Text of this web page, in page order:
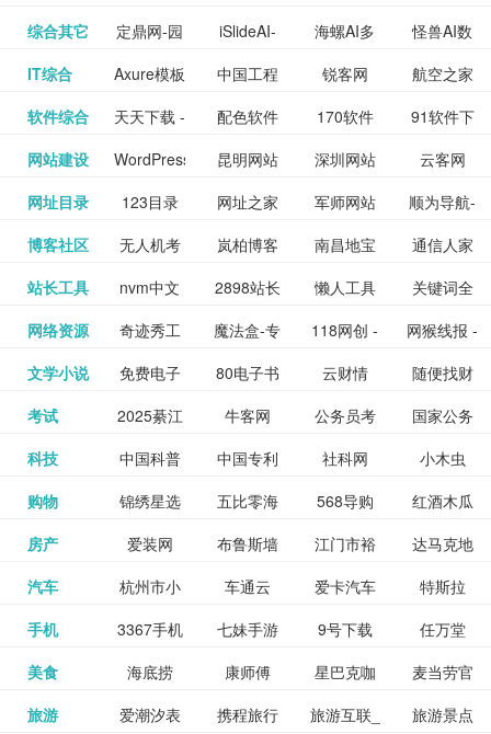
全 频
包括上映
影片的影
讯查询及
购票服
务。你可
和看过的
电影电视
剧，顺便
打分、写
_www.sanmao.com.cn_
素材免费
图库
nas论
坛|nas1.cn|nas1|nas
流社区
文写作-AI
毕业设计-
PPT模板
生成
作 - 国内
领先的AI
图片、文
案创作平
讯飞星火-
懂我的AI
助手
更多>>
综合其它 定鼎网-园
林景观建
筑室内设
iSlideAI-
一键生成
PPT模板
海螺AI多
模态大语
言模型
怪兽AI数
字人
九章开物 更多>>
IT综合 Axure模板
网
中国工程
科技知识
中心
锐客网
航空之家
牛品汇
更多>>
软件综合 天天下载 -
绿色精品
软件应用
配色软件
园
170软件
下载站
91软件下
载
yx12345
下载站
更多>>
网站建设 WordPress
主题模板
下载_爱主
昆明网站
建设
深圳网站
建设
云客网
SEO众包
服务平台
深圳网站
建设
更多>>
网址目录 123目录
网
网址之家 军师网站
目录网址
大全
顺为导航-
办公运营
工具导航
易推分类
目录网
更多>>
博客社区 无人机考
证资讯网
岚柏博客 南昌地宝
网_南昌论
坛
通信人家
园
精易论坛 更多>>
站长工具 nvm中文
网
2898站长
资源平台
懒人工具 关键词全
网指数查
询
SEO工具
- 站长之家
更多>>
网络资源 奇迹秀工
具箱-设计
师必备设
辅助神器
魔法盒-专
业的游戏
动画特效
118网创 -
创业项目
资源分享
网猴线报 -
一个简单
且纯粹的
网站
线报酷 -
专注线报
活动
更多>>
文学小说 免费电子
书下载
网,txt小说
完结txt小
说-书本网
80电子书
_八零电子
书_80txt_
云财情 随便找财
经网
钱如故 更多>>
考试 2025綦江
区中考志
愿填报系
牛客网 公务员考
试-中公教
育网
国家公务
员局
公务员考
试信息网
更多>>
科技 中国科普
博览
中国专利
信息网
社科网
小木虫
中国科学
院
更多>>
购物 锦绣星选
海淘
五比零海
淘网
568导购
网
红酒木瓜
靓汤官网
淘宝 更多>>
房产 爱装网 布鲁斯墙
纸
江门市裕
华墙纸
达马克地
产
格莱美墙
纸
更多>>
汽车 杭州市小
客车总量
调控管理
车通云 爱卡汽车
导购
特斯拉
百度有驾
网
更多>>
手机 3367手机
游戏
七妹手游 9号下载
任万堂
游戏邦
更多>>
美食 海底捞 康师傅 星巴克咖
啡
麦当劳官
网
心食谱网 更多>>
旅游 爱潮汐表 携程旅行 旅游互联_ 旅游景点